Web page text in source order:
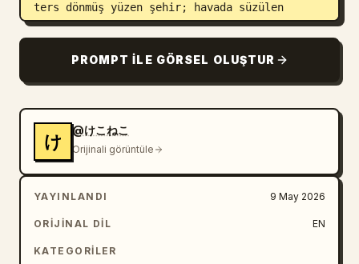
ters dönmüş yüzen şehir; havada süzülen
devasa astronomik saat kadranları, cep
parçaları","lighting":"devasa dairesel bir
pencereden veya saatten gelen parlak arkadan
kemerlerin arasından görünen rüya gibi bir
gökyüzü"},"layout":{"canvas":"dikey poster,
3:4 en boy oranı","bottom_panel":"alt üçte
birlik kısmı kaplayan, ince antika kenarlıklı
ve dekoratif köşe süslemeli tam 4 dikey karta
bölünmüş parşömen renginde fal okuma
[{"position":"en sol alt","title":"【今日の運
PROMPT ILE GÖRSEL OLUŞTUR
け
@けこねこ
Orijinali görüntüle
YAYINLANDI 9 May 2026
ORIJINAL DIL EN
KATEGORILER